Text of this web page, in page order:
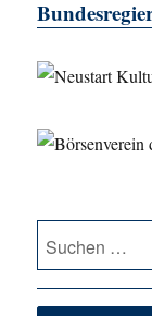
Suche
nach: